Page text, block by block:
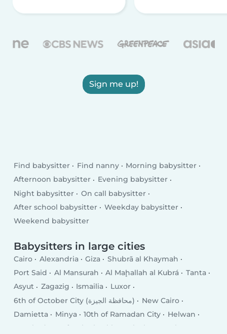
Sign me up!
Find babysitter Find nanny
Morning babysitter
Afternoon babysitter
Evening babysitter
Night babysitter
On call babysitter
After school babysitter
Weekday babysitter
Weekend babysitter
Babysitters in large cities
Cairo Alexandria Giza
Shubrā al Khaymah
Port Said
Al Mansurah Al Maḩallah al Kubrá
Tanta
Asyut
Zagazig Ismailia
Luxor
6th of October City (محافظة الجيزة)
New Cairo
Damietta
Minya 10th of Ramadan City
Helwan
Hurghada
Kafr ash Shaykh Qalyub Mīt Ghamr